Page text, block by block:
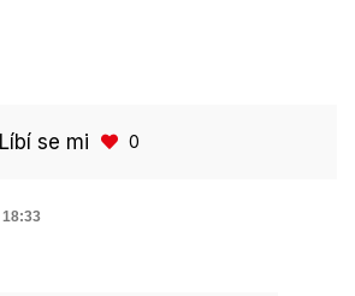
Líbí se mi 0
18:33